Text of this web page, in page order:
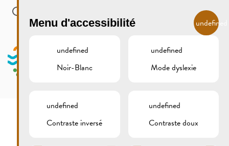
Skip to main content
MENU
Menu d'accessibilité undefined
undefined
Noir-Blanc
undefined
Mode dyslexie
undefined
Contraste inversé
undefined
Contraste doux